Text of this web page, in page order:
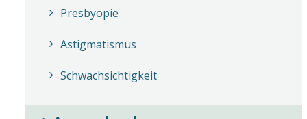
Presbyopie
Astigmatismus
Schwachsichtigkeit